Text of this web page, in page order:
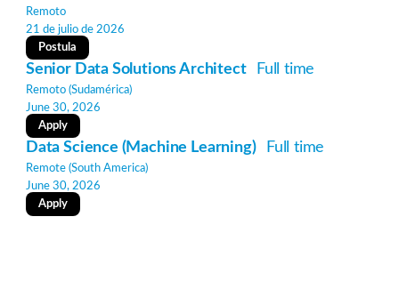
Remoto
21 de julio de 2026
Postula
Senior Data Solutions Architect Full time
Remoto (Sudamérica)
June 30, 2026
Apply
Data Science (Machine Learning) Full time
Remote (South America)
June 30, 2026
Apply